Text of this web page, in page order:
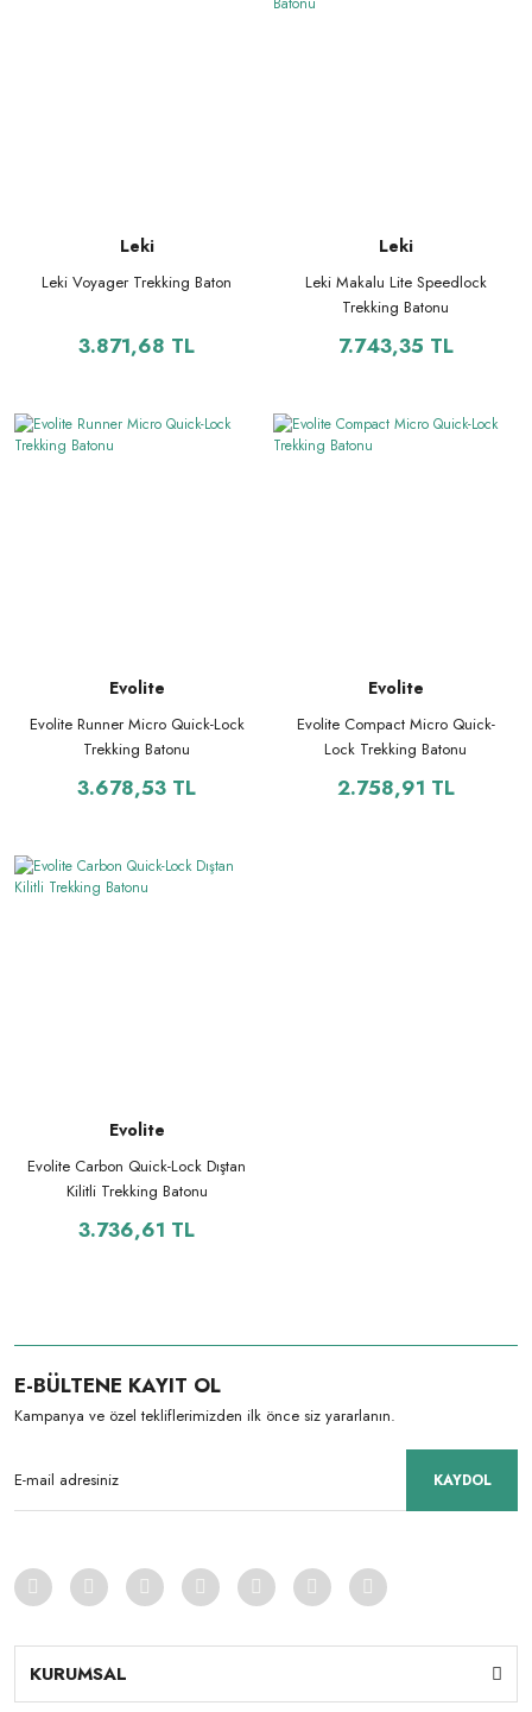
Leki
Leki Voyager Trekking Baton
3.871,68 TL
Leki
Leki Makalu Lite Speedlock
Trekking Batonu
7.743,35 TL
Evolite
Evolite Runner Micro Quick-Lock
Trekking Batonu
3.678,53 TL
Evolite
Evolite Compact Micro Quick-
Lock Trekking Batonu
2.758,91 TL
Evolite
Evolite Carbon Quick-Lock Dıştan
Kilitli Trekking Batonu
3.736,61 TL
E-BÜLTENE KAYIT OL
Kampanya ve özel tekliflerimizden ilk önce siz yararlanın.
KAYDOL
KURUMSAL